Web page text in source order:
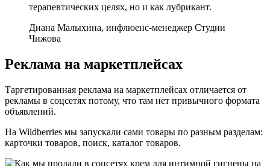
терапевтических целях, но и как лубрикант.
Диана Малыхина, инфлюенс-менеджер Студии
Чижова
Реклама на маркетплейсах
Таргетированная реклама на маркетплейсах отличается от
рекламы в соцсетях потому, что там нет привычного формата
объявлений.
На Wildberries мы запускали сами товары по разным разделам:
карточки товаров, поиск, каталог товаров.